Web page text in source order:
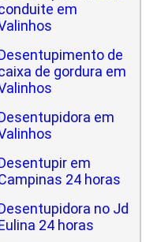
em
de
de gordura em
em
em
24 horas
no Jd
24 horas